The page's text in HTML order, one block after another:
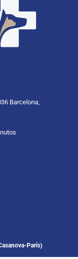
Barcelona,
París)